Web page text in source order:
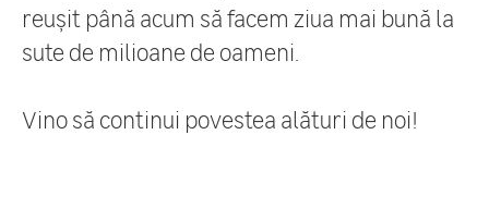
reușit până acum să facem ziua mai bună la
sute de milioane de oameni.
Vino să continui povestea alături de noi!